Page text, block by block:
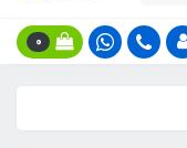
0